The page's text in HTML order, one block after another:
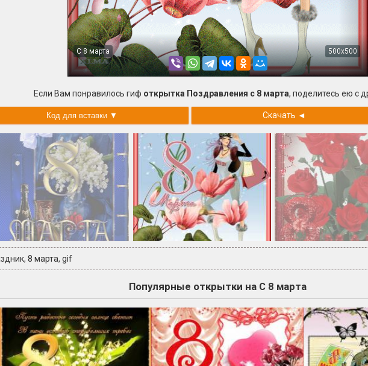
С 8 марта 500x500
Если Вам понравилось гиф открытка Поздравления с 8 марта, поделитесь ею с
Скачать ◄
, 8 марта, gif
Популярные открытки на С 8 марта